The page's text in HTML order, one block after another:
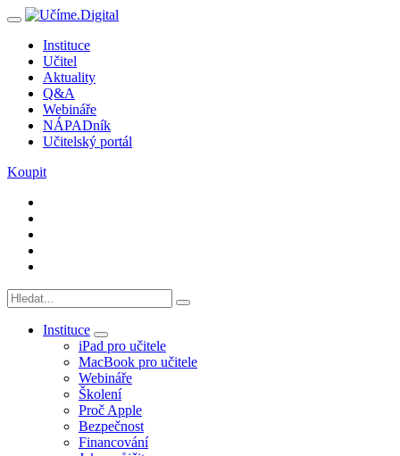
Instituce
Učitel
Aktuality
Q&A
Webináře
NÁPADník
Učitelský portál
Koupit
Instituce
iPad pro učitele
MacBook pro učitele
Webináře
Školení
Proč Apple
Bezpečnost
Financování